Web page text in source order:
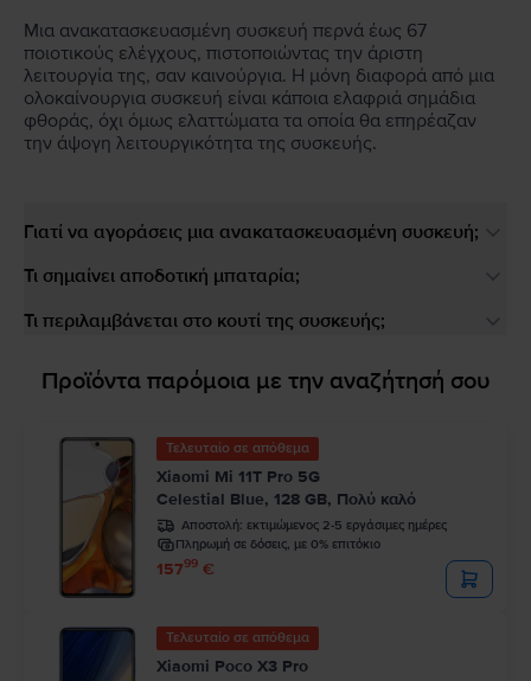
Μια ανακατασκευασμένη συσκευή περνά έως 67
ποιοτικούς ελέγχους, πιστοποιώντας την άριστη
λειτουργία της, σαν καινούργια. Η μόνη διαφορά από μια
ολοκαίνουργια συσκευή είναι κάποια ελαφριά σημάδια
φθοράς, όχι όμως ελαττώματα τα οποία θα επηρέαζαν
την άψογη λειτουργικότητα της συσκευής.
Γιατί να αγοράσεις μια ανακατασκευασμένη συσκευή;
Τι σημαίνει αποδοτική μπαταρία;
Τι περιλαμβάνεται στο κουτί της συσκευής;
Προϊόντα παρόμοια με την αναζήτησή σου
Τελευταίο σε απόθεμα
Xiaomi Mi 11T Pro 5G
Celestial Blue, 128 GB, Πολύ καλό
Αποστολή: εκτιμώμενος 2-5 εργάσιμες ημέρες
Πληρωμή σε δόσεις, με 0% επιτόκιο
15799 €
Τελευταίο σε απόθεμα
Xiaomi Poco X3 Pro